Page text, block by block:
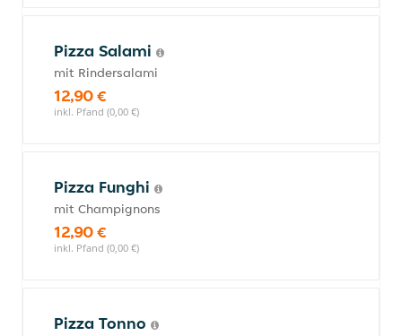
Pizza Salami
mit Rindersalami
12,90 €
inkl. Pfand (0,00 €)
Pizza Funghi
mit Champignons
12,90 €
inkl. Pfand (0,00 €)
Pizza Tonno